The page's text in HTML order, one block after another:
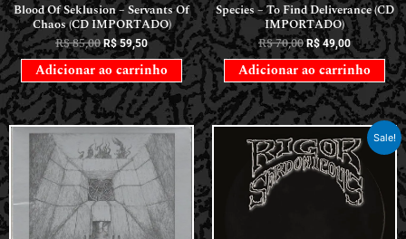
Blood Of Seklusion – Servants Of
Chaos (CD IMPORTADO)
R$85,00 R$59,50
Adicionar ao carrinho
Species – To Find Deliverance (CD
IMPORTADO)
R$70,00 R$49,00
Adicionar ao carrinho
Sale!